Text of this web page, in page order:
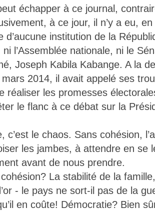
échapper à ce journal,
à ce jour, il n’y a eu,
d’aucune institution de la
l’Assemblée nationale, ni le
Joseph Kabila Kabange. A la
2014, il avait appelé ses
réaliser les promesses
le flanc à ce débat sur la
c’est le chaos. Sans cohésion,
les jambes, à attendre en se
avant de nous prendre.
La stabilité de la
- le pays ne sort-il pas de la
en coûte! Démocratie? Bien